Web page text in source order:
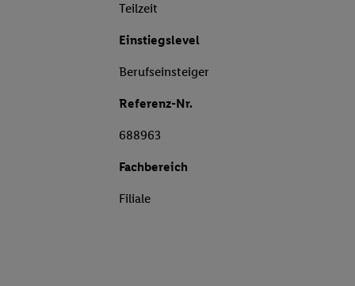
Teilzeit
Einstiegslevel
Berufseinsteiger
Referenz-Nr.
688963
Fachbereich
Filiale